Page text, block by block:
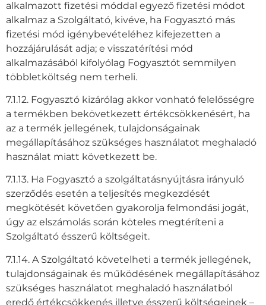
alkalmazott fizetési móddal egyező fizetési módot
alkalmaz a Szolgáltató, kivéve, ha Fogyasztó más
fizetési mód igénybevételéhez kifejezetten a
hozzájárulását adja; e visszatérítési mód
alkalmazásából kifolyólag Fogyasztót semmilyen
többletköltség nem terheli.
7.1.12. Fogyasztó kizárólag akkor vonható felelősségre
a termékben bekövetkezett értékcsökkenésért, ha
az a termék jellegének, tulajdonságainak
megállapításához szükséges használatot meghaladó
használat miatt következett be.
7.1.13. Ha Fogyasztó a szolgáltatásnyújtásra irányuló
szerződés esetén a teljesítés megkezdését
megkötését követően gyakorolja felmondási jogát,
úgy az elszámolás során köteles megtéríteni a
Szolgáltató ésszerű költségeit.
7.1.14. A Szolgáltató követelheti a termék jellegének,
tulajdonságainak és működésének megállapításához
szükséges használatot meghaladó használatból
eredő értékcsökkenés illetve ésszerű költségeinek –